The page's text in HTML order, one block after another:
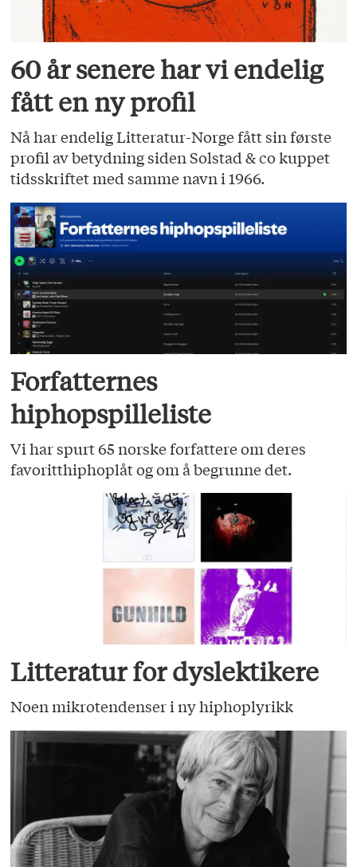
60 år senere har vi endelig
fått en ny profil
Nå har endelig Litteratur-Norge fått sin første
profil av betydning siden Solstad & co kuppet
tidsskriftet med samme navn i 1966.
Forfatternes
hiphopspilleliste
Vi har spurt 65 norske forfattere om deres
favoritthiphoplåt og om å begrunne det.
Litteratur for dyslektikere
Noen mikrotendenser i ny hiphoplyrikk